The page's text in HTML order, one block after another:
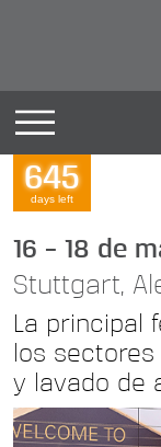
645
days left
16 – 18 de
Stuttgart,
La principal
los
y lavado de